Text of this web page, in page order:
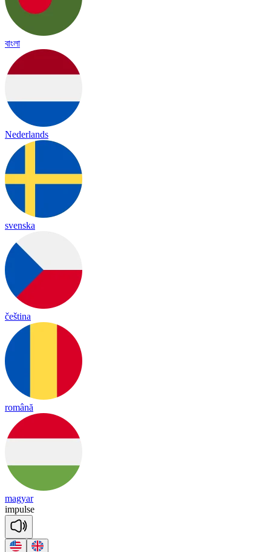
বাংলা
Nederlands
svenska
čeština
română
magyar
impulse